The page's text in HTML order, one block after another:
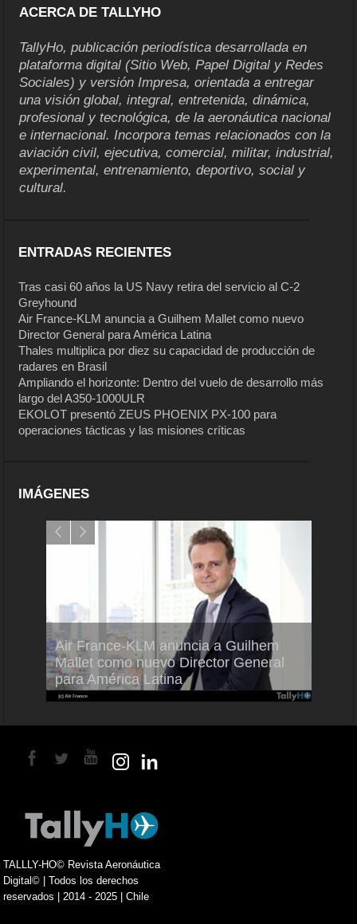
ACERCA DE TALLYHO
TallyHo, publicación periodística desarrollada en
plataforma digital (Sitio Web, Papel Digital y Redes
Sociales) y versión Impresa, orientada a entregar
una visión global, integral, entretenida, dinámica,
profesional y tecnológica, de la aeronáutica nacional
e internacional. Incorpora temas relacionados con la
aviación civil, ejecutiva, comercial, militar, industrial,
experimental, entrenamiento, deportivo, social y
cultural.
ENTRADAS RECIENTES
Tras casi 60 años la US Navy retira del servicio al C-2
Greyhound
Air France-KLM anuncia a Guilhem Mallet como nuevo
Director General para América Latina
Thales multiplica por diez su capacidad de producción de
radares en Brasil
Ampliando el horizonte: Dentro del vuelo de desarrollo más
largo del A350-1000ULR
EKOLOT presentó ZEUS PHOENIX PX-100 para
operaciones tácticas y las misiones críticas
IMÁGENES
Air France-KLM anuncia a Guilhem
Mallet como nuevo Director General
para América Latina
TALLLY-HO© Revista Aeronáutica
Digital© | Todos los derechos
reservados | 2014 - 2025 | Chile